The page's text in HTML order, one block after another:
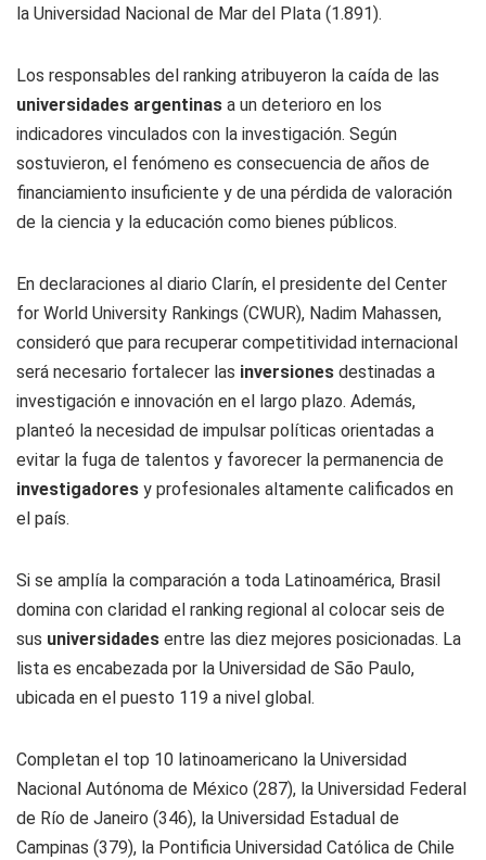
la Universidad Nacional de Mar del Plata (1.891).
Los responsables del ranking atribuyeron la caída de las
universidades argentinas a un deterioro en los
indicadores vinculados con la investigación. Según
sostuvieron, el fenómeno es consecuencia de años de
financiamiento insuficiente y de una pérdida de valoración
de la ciencia y la educación como bienes públicos.
En declaraciones al diario Clarín, el presidente del Center
for World University Rankings (CWUR), Nadim Mahassen,
consideró que para recuperar competitividad internacional
será necesario fortalecer las inversiones destinadas a
investigación e innovación en el largo plazo. Además,
planteó la necesidad de impulsar políticas orientadas a
evitar la fuga de talentos y favorecer la permanencia de
investigadores y profesionales altamente calificados en
el país.
Si se amplía la comparación a toda Latinoamérica, Brasil
domina con claridad el ranking regional al colocar seis de
sus universidades entre las diez mejores posicionadas. La
lista es encabezada por la Universidad de São Paulo,
ubicada en el puesto 119 a nivel global.
Completan el top 10 latinoamericano la Universidad
Nacional Autónoma de México (287), la Universidad Federal
de Río de Janeiro (346), la Universidad Estadual de
Campinas (379), la Pontificia Universidad Católica de Chile